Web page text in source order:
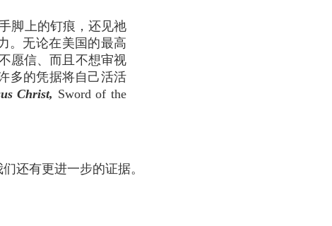
脚上的钉痕，还见祂
。无论在美国的最高
愿信、而且不想审视
多的凭据将自己活活
Christ, Sword of the
还有更进一步的证据。